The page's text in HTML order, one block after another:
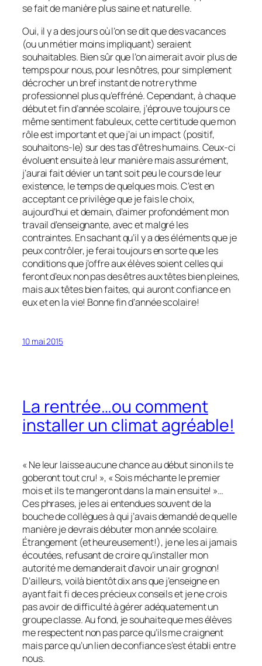
se fait de manière plus saine et naturelle.
Oui, il y a des jours où l’on se dit que des vacances
(ou un métier moins impliquant) seraient
souhaitables. Bien sûr que l’on aimerait avoir plus de
temps pour nous, pour les nôtres, pour simplement
décrocher un bref instant de notre rythme
professionnel plus qu’effréné. Cependant, à chaque
début et fin d’année scolaire, j’éprouve toujours ce
même sentiment fabuleux, cette certitude que mon
rôle est important et que j’ai un impact (positif,
souhaitons-le) sur des tas d’êtres humains. Ceux-ci
évoluent ensuite à leur manière mais assurément,
j’aurai fait dévier un tant soit peu le cours de leur
existence, le temps de quelques mois. C’est en
acceptant ce privilège que je fais le choix,
aujourd’hui et demain, d’aimer profondément mon
travail d’enseignante, avec et malgré les
contraintes. En sachant qu’il y a des éléments que je
peux contrôler, je ferai toujours en sorte que les
conditions que j’offre aux élèves soient celles qui
feront d’eux non pas des êtres aux têtes bien pleines,
mais aux têtes bien faites, qui auront confiance en
eux et en la vie! Bonne fin d’année scolaire!
10 mai 2015
La rentrée…ou comment
installer un climat agréable!
« Ne leur laisse aucune chance au début sinon ils te
goberont tout cru! », « Sois méchante le premier
mois et ils te mangeront dans la main ensuite! »…
Ces phrases, je les ai entendues souvent de la
bouche de collègues à qui j’avais demandé de quelle
manière je devrais débuter mon année scolaire.
Étrangement (et heureusement!), je ne les ai jamais
écoutées, refusant de croire qu’installer mon
autorité me demanderait d’avoir un air grognon!
D’ailleurs, voilà bientôt dix ans que j’enseigne en
ayant fait fi de ces précieux conseils et je ne crois
pas avoir de difficulté à gérer adéquatement un
groupe classe. Au fond, je souhaite que mes élèves
me respectent non pas parce qu’ils me craignent
mais parce qu’un lien de confiance s’est établi entre
nous.